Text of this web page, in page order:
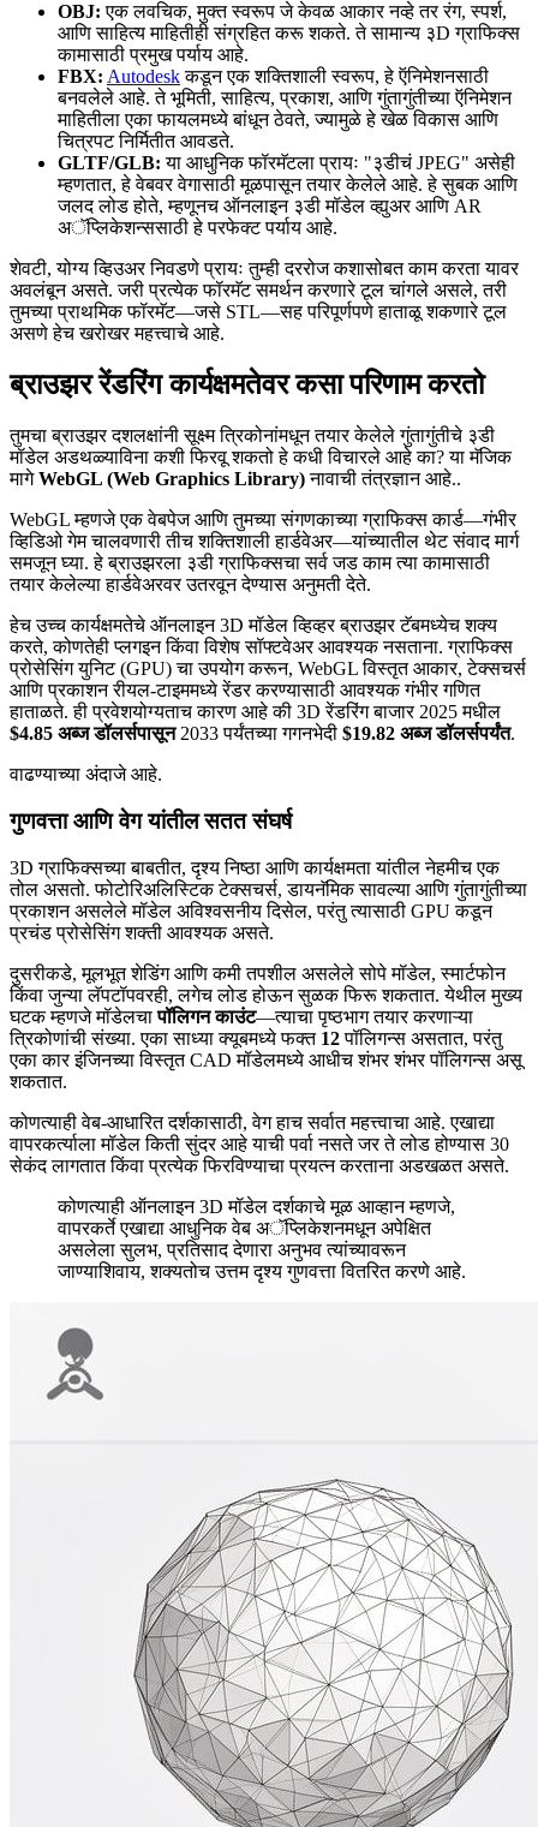
OBJ: एक लवचिक, मुक्त स्वरूप जे केवळ आकार नव्हे तर रंग, स्पर्श,
आणि साहित्य माहितीही संग्रहित करू शकते. ते सामान्य ३D ग्राफिक्स
कामासाठी प्रमुख पर्याय आहे.
FBX: Autodeskकडून एक शक्तिशाली स्वरूप, हे ऍनिमेशनसाठी
बनवलेले आहे. ते भूमिती, साहित्य, प्रकाश, आणि गुंतागुंतीच्या ऍनिमेशन
माहितीला एका फायलमध्ये बांधून ठेवते, ज्यामुळे हे खेळ विकास आणि
चित्रपट निर्मितीत आवडते.
GLTF/GLB: या आधुनिक फॉरमॅटला प्रायः "३डीचं JPEG" असेही
म्हणतात, हे वेबवर वेगासाठी मूळपासून तयार केलेले आहे. हे सुबक आणि
जलद लोड होते, म्हणूनच ऑनलाइन ३डी मॉडेल व्ह्युअर आणि AR
अॅप्लिकेशन्ससाठी हे परफेक्ट पर्याय आहे.
शेवटी, योग्य व्हिउअर निवडणे प्रायः तुम्ही दररोज कशासोबत काम करता यावर
अवलंबून असते. जरी प्रत्येक फॉरमॅट समर्थन करणारे टूल चांगले असले, तरी
तुमच्या प्राथमिक फॉरमॅट—जसे STL—सह परिपूर्णपणे हाताळू शकणारे टूल
असणे हेच खरोखर महत्त्वाचे आहे.
ब्राउझर रेंडरिंग कार्यक्षमतेवर कसा परिणाम करतो
तुमचा ब्राउझर दशलक्षांनी सूक्ष्म त्रिकोनांमधून तयार केलेले गुंतागुंतीचे ३डी
मॉडेल अडथळ्याविना कशी फिरवू शकतो हे कधी विचारले आहे का? या मॅजिक
मागेWebGL (Web Graphics Library)नावाची तंत्रज्ञान आहे..
WebGL म्हणजे एक वेबपेज आणि तुमच्या संगणकाच्या ग्राफिक्स कार्ड—गंभीर
व्हिडिओ गेम चालवणारी तीच शक्तिशाली हार्डवेअर—यांच्यातील थेट संवाद मार्ग
समजून घ्या. हे ब्राउझरला ३डी ग्राफिक्सचा सर्व जड काम त्या कामासाठी
तयार केलेल्या हार्डवेअरवर उतरवून देण्यास अनुमती देते.
हेच उच्च कार्यक्षमतेचे ऑनलाइन 3D मॉडेल व्हिव्हर ब्राउझर टॅबमध्येच शक्य
करते, कोणतेही प्लगइन किंवा विशेष सॉफ्टवेअर आवश्यक नसताना. ग्राफिक्स
प्रोसेसिंग युनिट (GPU) चा उपयोग करून, WebGL विस्तृत आकार, टेक्सचर्स
आणि प्रकाशन रीयल-टाइममध्ये रेंडर करण्यासाठी आवश्यक गंभीर गणित
हाताळते. ही प्रवेशयोग्यताच कारण आहे की 3D रेंडरिंग बाजार 2025 मधील
$4.85 अब्ज डॉलर्सपासून2033 पर्यंतच्या गगनभेदी $19.82 अब्ज डॉलर्सपर्यंत.
वाढण्याच्या अंदाजे आहे.
गुणवत्ता आणि वेग यांतील सतत संघर्ष
3D ग्राफिक्सच्या बाबतीत, दृश्य निष्ठा आणि कार्यक्षमता यांतील नेहमीच एक
तोल असतो. फोटोरिअलिस्टिक टेक्सचर्स, डायनॅमिक सावल्या आणि गुंतागुंतीच्या
प्रकाशन असलेले मॉडेल अविश्वसनीय दिसेल, परंतु त्यासाठी GPU कडून
प्रचंड प्रोसेसिंग शक्ती आवश्यक असते.
दुसरीकडे, मूलभूत शेडिंग आणि कमी तपशील असलेले सोपे मॉडेल, स्मार्टफोन
किंवा जुन्या लॅपटॉपवरही, लगेच लोड होऊन सुळक फिरू शकतात. येथील मुख्य
घटक म्हणजे मॉडेलचापॉलिगन काउंट—त्याचा पृष्ठभाग तयार करणाऱ्या
त्रिकोणांची संख्या. एका साध्या क्यूबमध्ये फक्त 12पॉलिगन्स असतात, परंतु
एका कार इंजिनच्या विस्तृत CAD मॉडेलमध्ये आधीच शंभर शंभर पॉलिगन्स असू
शकतात.
कोणत्याही वेब-आधारित दर्शकासाठी, वेग हाच सर्वात महत्त्वाचा आहे. एखाद्या
वापरकर्त्याला मॉडेल किती सुंदर आहे याची पर्वा नसते जर ते लोड होण्यास 30
सेकंद लागतात किंवा प्रत्येक फिरविण्याचा प्रयत्न करताना अडखळत असते.
कोणत्याही ऑनलाइन 3D मॉडेल दर्शकाचे मूळ आव्हान म्हणजे,
वापरकर्ते एखाद्या आधुनिक वेब अॅप्लिकेशनमधून अपेक्षित
असलेला सुलभ, प्रतिसाद देणारा अनुभव त्यांच्यावरून
जाण्याशिवाय, शक्यतोच उत्तम दृश्य गुणवत्ता वितरित करणे आहे.